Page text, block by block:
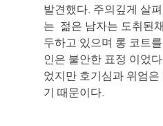
발견했다. 주의깊게 살
는  젊은 남자는 도취된
두하고 있으며 롱 코트
인은 불안한 표정 이었
었지만 호기심과 위엄
기 때문이다.